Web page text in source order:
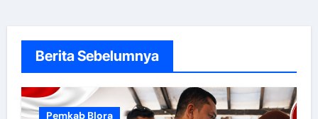
Berita Sebelumnya
Pemkab Blora